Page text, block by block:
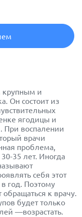
крупным и
Он состоит из
ягодицы и
При воспалении
врачи
проблема,
35 лет. Иногда
себя этот
год. Поэтому
к врачу.
будет только
—возрастать.